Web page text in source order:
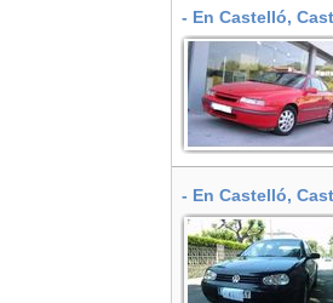
- En Castelló,
- En Castelló,